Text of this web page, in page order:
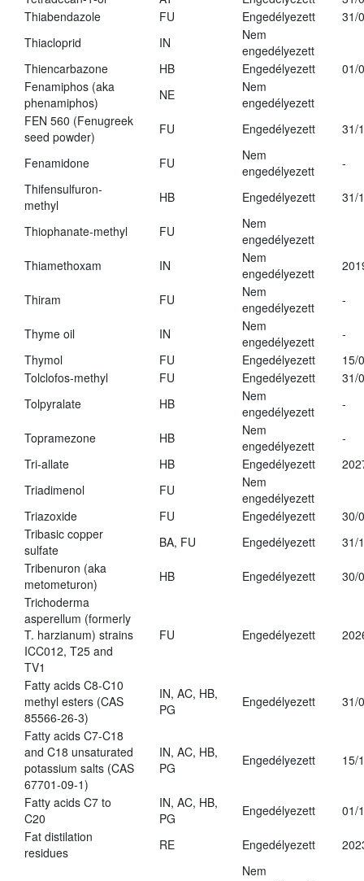
Thiabendazole
FU Engedélyezett
31/
Thiacloprid
IN
Nem
engedélyezett
Thiencarbazone
HB Engedélyezett
01/
Fenamiphos (aka
phenamiphos)
NE
Nem
engedélyezett
FEN 560 (Fenugreek
seed powder)
FU Engedélyezett 31/
Fenamidone FU
Nem
engedélyezett
-
Thifensulfuron-
methyl
HB Engedélyezett 31/
Thiophanate-methyl FU
Nem
engedélyezett
Thiamethoxam
IN
Nem
engedélyezett
Thiram FU
Nem
engedélyezett
-
Thyme oil IN
Nem
engedélyezett
-
Thymol
FU Engedélyezett
15/
Tolclofos-methyl
FU Engedélyezett
31/
Tolpyralate
HB
Nem
engedélyezett
-
Topramezone HB
Nem
engedélyezett
-
Tri-allate
HB Engedélyezett
Triadimenol
FU
Nem
engedélyezett
Triazoxide
FU Engedélyezett
30/
Tribasic copper
sulfate
BA, FU Engedélyezett
31/
Tribenuron (aka
metometuron)
HB Engedélyezett
30/
Trichoderma
asperellum (formerly
T. harzianum) strains
ICC012, T25 and
TV1
FU Engedélyezett
Fatty acids C8-C10
methyl esters (CAS
85566-26-3)
IN, AC, HB,
PG
Engedélyezett 31/
Fatty acids C7-C18
and C18 unsaturated
potassium salts (CAS
67701-09-1)
IN, AC, HB,
PG
Engedélyezett 15/
Fatty acids C7 to
C20
IN, AC, HB,
PG
Engedélyezett
01/
Fat distilation
residues
RE Engedélyezett
Nem